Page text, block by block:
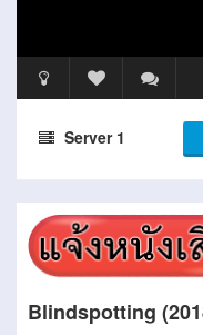
Server 1
Blindspotting